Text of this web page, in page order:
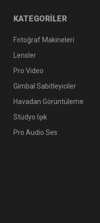
KATEGORİLER
Fotoğraf Makineleri
Lensler
Pro Video
Gimbal Sabitleyiciler
Havadan Görüntüleme
Stüdyo Işık
Pro Audio Ses